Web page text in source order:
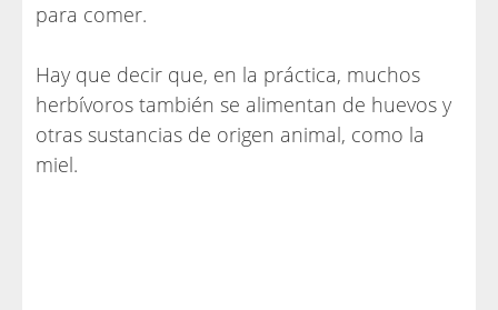
para comer.
Hay que decir que, en la práctica, muchos
herbívoros también se alimentan de huevos y
otras sustancias de origen animal, como la
miel.